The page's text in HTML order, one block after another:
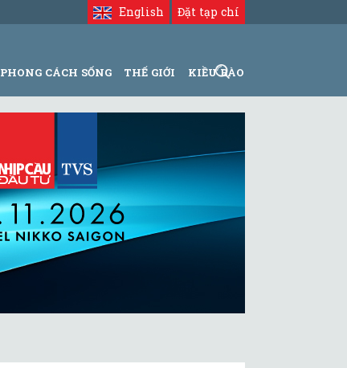
Đặt tạp chí
English
PHONG CÁCH SỐNG THẾ GIỚI KIỀU BÀO